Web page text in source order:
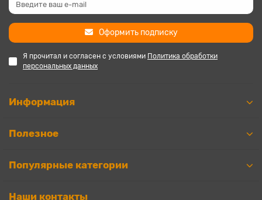
Оформить подписку
Я прочитал и согласен с условиями Политика обработки
персональных данных
Информация
Полезное
Популярные категории
Наши контакты